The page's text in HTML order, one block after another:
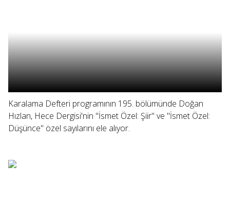
Karalama Defteri programının 195. bölümünde Doğan
Hızlan, Hece Dergisi'nin "İsmet Özel: Şiir" ve "İsmet Özel:
Düşünce" özel sayılarını ele alıyor.